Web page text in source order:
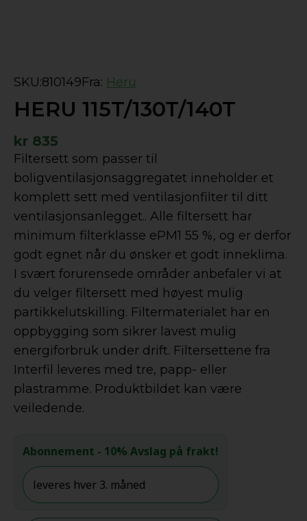
SKU:810149Fra: Heru
HERU 115T/130T/140T
kr 835
Filtersett som passer til
boligventilasjonsaggregatet inneholder et
komplett sett med ventilasjonfilter til ditt
ventilasjonsanlegget.. Alle filtersett har
minimum filterklasse ePM1 55 %, og er derfor
godt egnet når du ønsker et godt inneklima.
I svært forurensede områder anbefaler vi at
du velger filtersett med høyest mulig
partikkelutskilling. Filtermaterialet har en
oppbygging som sikrer lavest mulig
energiforbruk under drift. Filtersettene fra
Interfil leveres med tre, papp- eller
plastramme. Produktbildet kan være
veiledende.
Abonnement - 10% Avslag på frakt!